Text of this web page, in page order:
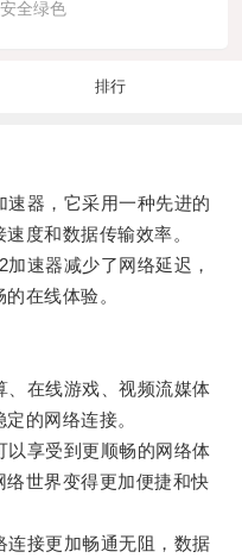
全绿色
排行
器，它采用一种先进的
度和数据传输效率。
速器减少了网络延迟，
在线体验。
在线游戏、视频流媒体
的网络连接。
享受到更顺畅的网络体
世界变得更加便捷和快
接更加畅通无阻，数据